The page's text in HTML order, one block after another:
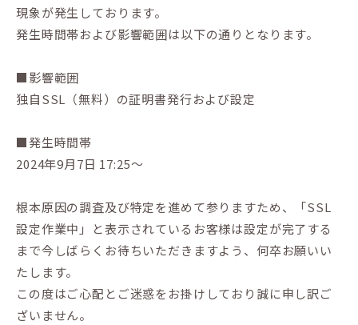
現象が発生しております。
発生時間帯および影響範囲は以下の通りとなります。
■影響範囲
独自SSL（無料）の証明書発行および設定
■発生時間帯
2024年9月7日 17:25〜
根本原因の調査及び特定を進めて参りますため、「SSL
設定作業中」と表示されているお客様は設定が完了する
まで今しばらくお待ちいただきますよう、何卒お願いい
たします。
この度はご心配とご迷惑をお掛けしており誠に申し訳ご
ざいません。